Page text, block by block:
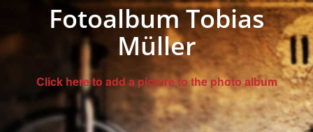
Fotoalbum Tobias
Müller
Click here to add a picture to the photo album